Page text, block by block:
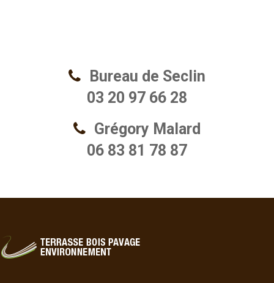
Bureau de Seclin
03 20 97 66 28
Grégory Malard
06 83 81 78 87